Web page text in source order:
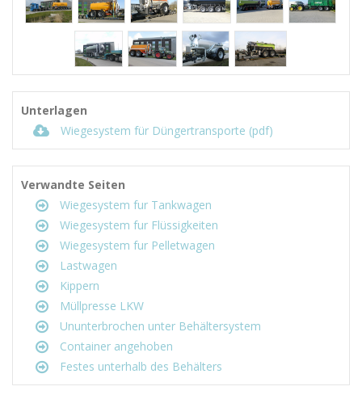
Unterlagen
Wiegesystem für Düngertransporte (pdf)
Verwandte Seiten
Wiegesystem fur Tankwagen
Wiegesystem fur Flüssigkeiten
Wiegesystem fur Pelletwagen
Lastwagen
Kippern
Müllpresse LKW
Ununterbrochen unter Behältersystem
Container angehoben
Festes unterhalb des Behälters